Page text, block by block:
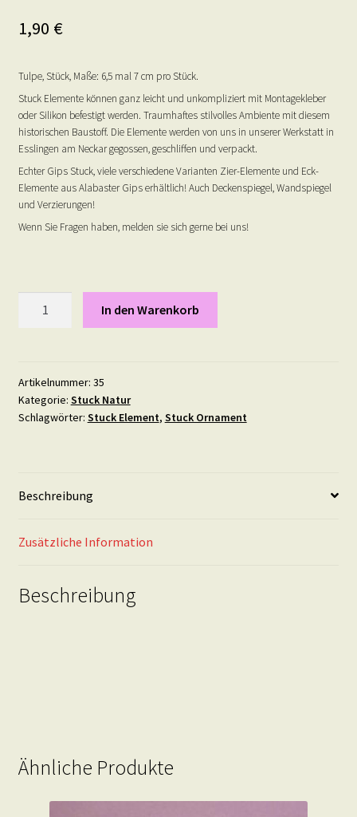
1,90 €
Tulpe, Stück, Maße: 6,5 mal 7 cm pro Stück.
Stuck Elemente können ganz leicht und unkompliziert mit Montagekleber
oder Silikon befestigt werden. Traumhaftes stilvolles Ambiente mit diesem
historischen Baustoff. Die Elemente werden von uns in unserer Werkstatt in
Esslingen am Neckar gegossen, geschliffen und verpackt.
Echter Gips Stuck, viele verschiedene Varianten Zier-Elemente und Eck-
Elemente aus Alabaster Gips erhältlich! Auch Deckenspiegel, Wandspiegel
und Verzierungen!
Wenn Sie Fragen haben, melden sie sich gerne bei uns!
Ornament
-
6,5
Menge
In den Warenkorb
Artikelnummer: 35
Kategorie: Stuck Natur
Schlagwörter: Stuck Element, Stuck Ornament
Beschreibung
Zusätzliche Information
Beschreibung
Ähnliche Produkte